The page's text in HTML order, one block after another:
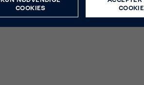
COOKIES